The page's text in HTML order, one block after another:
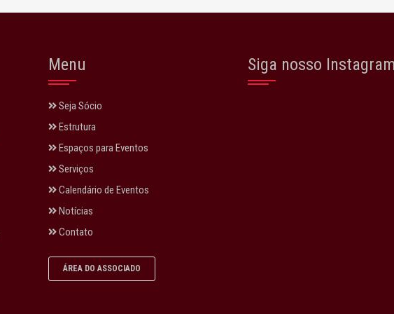
Menu
Seja Sócio
Estrutura
Espaços para Eventos
Serviços
Calendário de Eventos
Notícias
Contato
ÁREA DO ASSOCIADO
Siga nosso